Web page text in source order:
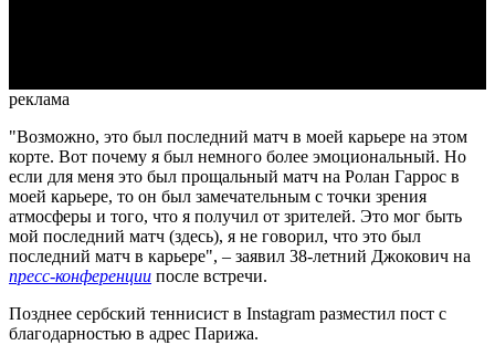
реклама
"Возможно, это был последний матч в моей карьере на этом
корте. Вот почему я был немного более эмоциональный. Но
если для меня это был прощальный матч на Ролан Гаррос в
моей карьере, то он был замечательным с точки зрения
атмосферы и того, что я получил от зрителей. Это мог быть
мой последний матч (здесь), я не говорил, что это был
последний матч в карьере", – заявил 38-летний Джокович на
пресс-конференции после встречи.
Позднее сербский теннисист в Instagram разместил пост с
благодарностью в адрес Парижа.